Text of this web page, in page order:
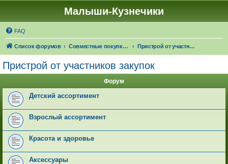
Малыши-Кузнечики
FAQ
Список форумов Совместные покупки "Малыши-Кузнечики" Пристрой от участников закупок
Пристрой от участников закупок
Форум
Детский ассортимент
Взрослый ассортимент
Красота и здоровье
Аксессуары